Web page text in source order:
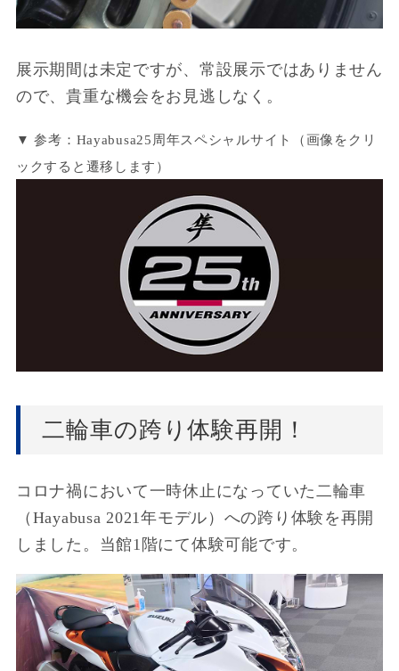
展示期間は未定ですが、常設展示ではありません
ので、貴重な機会をお見逃しなく。
▼ 参考：Hayabusa25周年スペシャルサイト（画像をクリ
ックすると遷移します）
二輪車の跨り体験再開！
コロナ禍において一時休止になっていた二輪車
（Hayabusa 2021年モデル）への跨り体験を再開
しました。当館1階にて体験可能です。